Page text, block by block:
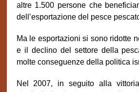
altre 1.500 persone che
dell’esportazione del pesce
Ma le esportazioni si sono ridotte
e il declino del settore della
molte conseguenze della politica
Nel 2007, in seguito alla